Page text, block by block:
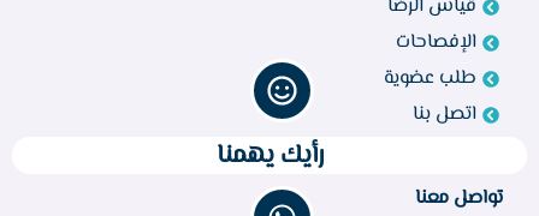
قياس الرضا
الإفصاحات
طلب عضوية
اتصل بنا
تواصل معنا
رأيك يهمنا